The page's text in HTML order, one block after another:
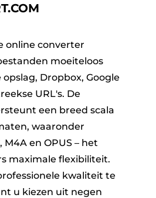
online converter
moeiteloos
Dropbox, Google
URL's. De
een breed scala
waaronder
M4A en OPUS – het
maximale flexibiliteit.
kwaliteit te
u kiezen uit negen